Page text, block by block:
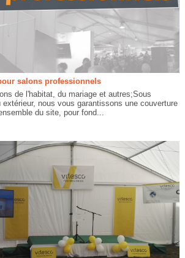
salons professionnels
de l'habitat, du mariage et autres;Sous
nous vous garantissons une couverture
du site, pour fond...